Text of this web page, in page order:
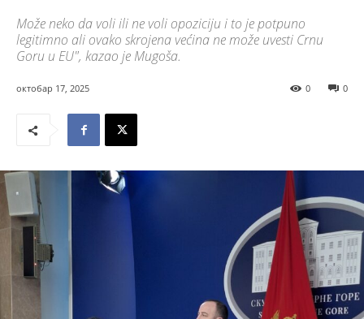
Može neko da voli ili ne voli opoziciju i to je potpuno
legitimno ali ovako skrojena većina ne može uvesti Crnu
Goru u EU", kazao je Mugoša.
октобар 17, 2025 0
0